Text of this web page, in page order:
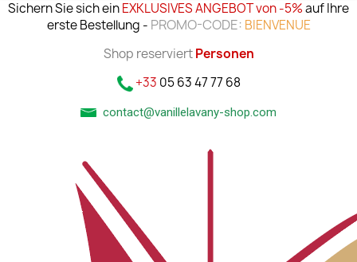
Sichern Sie sich einEXKLUSIVES ANGEBOT von -5%auf Ihre
erste Bestellung - PROMO-CODE: BIENVENUE
Shop reserviertPersonen
+33 05 63 47 77 68
contact@vanillelavany-shop.com